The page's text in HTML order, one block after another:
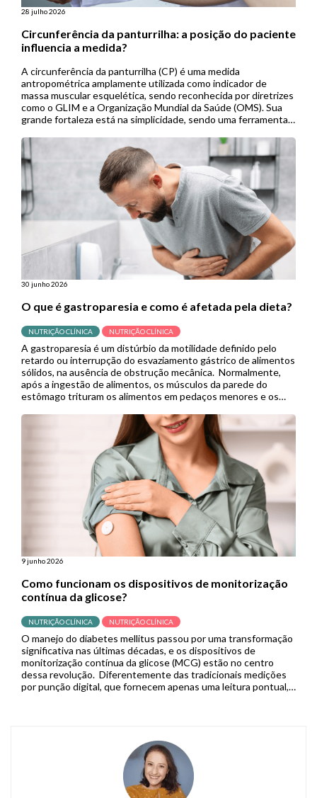
28 julho 2026
Circunferência da panturrilha: a posição do paciente
influencia a medida?
A circunferência da panturrilha (CP) é uma medida
antropométrica amplamente utilizada como indicador de
massa muscular esquelética, sendo reconhecida por diretrizes
como o GLIM e a Organização Mundial da Saúde (OMS). Sua
grande fortaleza está na simplicidade, sendo uma ferramenta
útil em contextos de menor […]
30 junho 2026
O que é gastroparesia e como é afetada pela dieta?
NUTRIÇÃO CLÍNICA NUTRIÇÃO CLÍNICA
A gastroparesia é um distúrbio da motilidade definido pelo
retardo ou interrupção do esvaziamento gástrico de alimentos
sólidos, na ausência de obstrução mecânica. Normalmente,
após a ingestão de alimentos, os músculos da parede do
estômago trituram os alimentos em pedaços menores e os
Porém, quando se […]
9 junho 2026
Como funcionam os dispositivos de monitorização
contínua da glicose?
NUTRIÇÃO CLÍNICA NUTRIÇÃO CLÍNICA
O manejo do diabetes mellitus passou por uma transformação
significativa nas últimas décadas, e os dispositivos de
monitorização contínua da glicose (MCG) estão no centro
dessa revolução. Diferentemente das tradicionais medições
por punção digital, que fornecem apenas uma leitura pontual,